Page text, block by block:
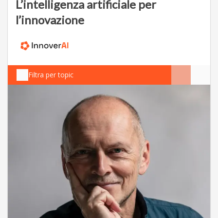
L’intelligenza artificiale per
l’innovazione
Filtra per topic